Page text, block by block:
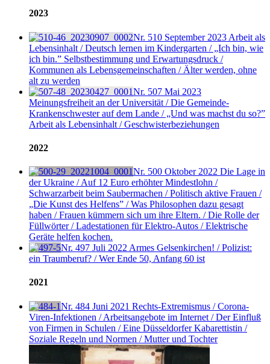
2023
Nr. 510 September 2023 Arbeit als
Lebensinhalt / Deutsch lernen im Kindergarten / „Ich bin, wie
ich bin.” Selbstbestimmung und Erwartungsdruck /
Kommunen als Lebensgemeinschaften / Älter werden, ohne
alt zu werden
Nr. 507 Mai 2023
Meinungsfreiheit an der Universität / Die Gemeinde-
Krankenschwester auf dem Lande / „Und was machst du so?”
Arbeit als Lebensinhalt / Geschwisterbeziehungen
2022
Nr. 500 Oktober 2022 Die Lage in
der Ukraine / Auf 12 Euro erhöhter Mindestlohn /
Schwarzarbeit beim Saubermachen / Politisch aktive Frauen /
„Die Kunst des Helfens” / Was Philosophen dazu gesagt
haben / Frauen kümmern sich um ihre Eltern. / Die Rolle der
Füllwörter / Ladestationen für Elektro-Autos / Elektrische
Geräte helfen kochen.
Nr. 497 Juli 2022 Armes Gelsenkirchen! / Polizist:
ein Traumberuf? / Wer Ende 50, Anfang 60 ist
2021
Nr. 484 Juni 2021 Rechts-Extremismus / Corona-
Viren-Infektionen / Arbeitsangebote im Internet / Der Einfluß
von Firmen in Schulen / Eine Düsseldorfer Kabarettistin /
Soziale Regeln und Normen / Mutter und Tochter